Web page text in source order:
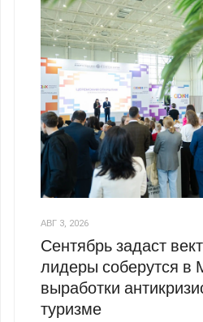
АВГ 3, 2026
Сентябрь задаст
лидеры соберутся в
выработки
туризме